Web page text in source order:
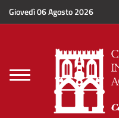
Salta al contenuto principale
Giovedì 06 Agosto 2026
Toggle
navigation